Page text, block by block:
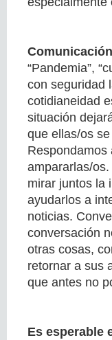
“Pandemia”,
con seguridad
cotidianeidad
situación
que ellas/os
Respondamos
ampararlas/
mirar juntos la
ayudarlos a
noticias.
conversación
otras cosas,
retornar a sus
que antes no
Es esperable